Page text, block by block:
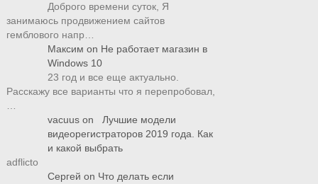
Доброго времени суток, Я
занимаюсь продвижением сайтов
гемблового напр…
Максим on Не работает магазин в
Windows 10
23 год и все еще актуально.
Расскажу все варианты что я перепробовал,
…
vacuus on
Лучшие модели
видеорегистраторов 2019 года. Как
и какой выбрать
adflicto
Сергей on Что делать если